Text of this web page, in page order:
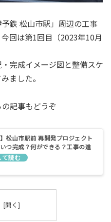
鉄 松山市駅」周辺の工事
回は第1回目（2023年10月
完成イメージ図と整備スケ
ました。
記事もどうぞ
】松山市駅前 再開発プロジェクト
つ完成？何ができる？工事の進